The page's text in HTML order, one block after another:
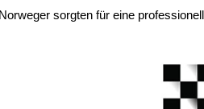
sorgten für eine